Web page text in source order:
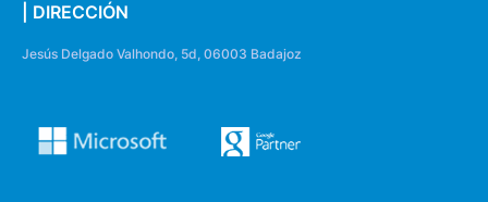
| DIRECCIÓN
Jesús Delgado Valhondo, 5d, 06003 Badajoz